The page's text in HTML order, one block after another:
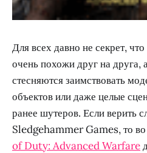
Для всех давно не секрет,
очень похожи друг на друга,
стесняются заимствовать
объектов или даже целые
ранее шутеров. Если верить
Sledgehammer Games, то во
of Duty: Advanced Warfare